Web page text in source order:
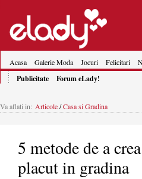
Acasa Galerie Moda Jocuri Felicitari
Publicitate Forum eLady!
Va aflati in: Articole/Casa si Gradina
5 metode de a
placut in gradina